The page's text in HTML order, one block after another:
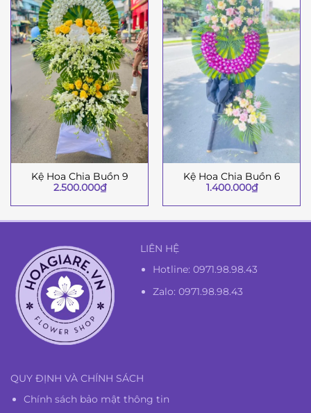
Kệ Hoa Chia Buồn 9
2.500.000₫
Kệ Hoa Chia Buồn 6
1.400.000₫
LIÊN HỆ
Hotline:0971.98.98.43
Zalo: 0971.98.98.43
QUY ĐỊNH VÀ CHÍNH SÁCH
Chính sách bảo mật thông tin